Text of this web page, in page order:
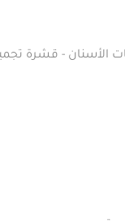
الأسنان - قشرة